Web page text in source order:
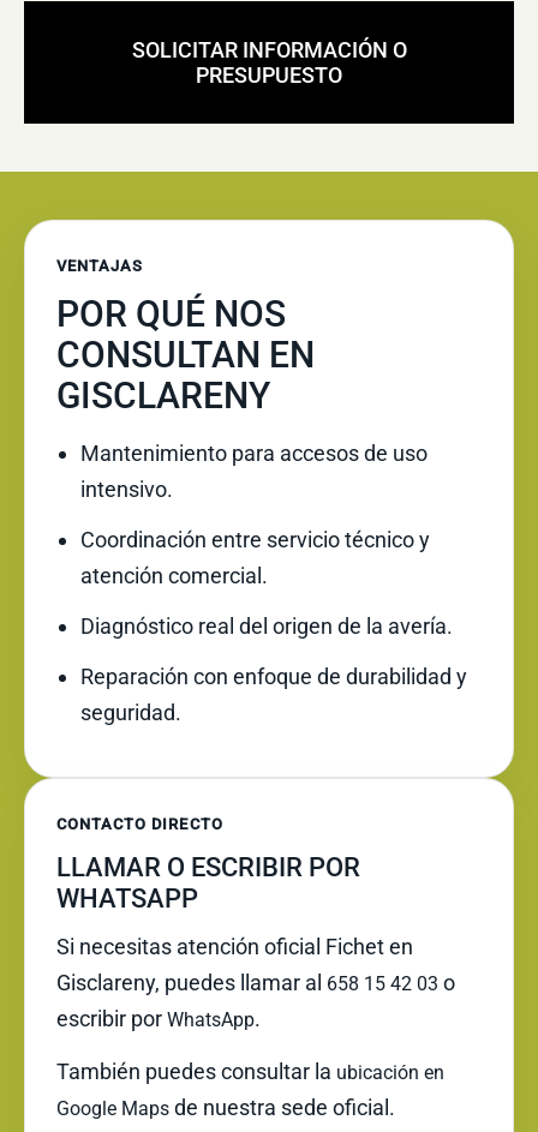
SOLICITAR INFORMACIÓN O
PRESUPUESTO
VENTAJAS
POR QUÉ NOS
CONSULTAN EN
GISCLARENY
Mantenimiento para accesos de uso
intensivo.
Coordinación entre servicio técnico y
atención comercial.
Diagnóstico real del origen de la avería.
Reparación con enfoque de durabilidad y
seguridad.
CONTACTO DIRECTO
LLAMAR O ESCRIBIR POR
WHATSAPP
Si necesitas atención oficial Fichet en
Gisclareny, puedes llamar al 658 15 42 03 o
escribir por WhatsApp.
También puedes consultar la ubicación en
Google Maps de nuestra sede oficial.